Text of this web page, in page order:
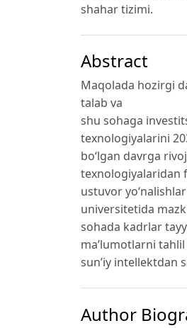
shahar tizimi.
Abstract
Maqolada hozirgi
talab va
shu sohaga
texnologiyalarini
bo‘lgan davrga
texnologiyalaridan
ustuvor
universitetida
sohada kadrlar
ma’lumotlarni
sun’iy intellektdan
Author